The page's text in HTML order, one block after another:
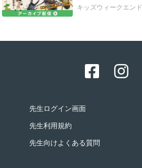
キッズウィークエンド
先生ログイン画面
先生利用規約
先生向けよくある質問